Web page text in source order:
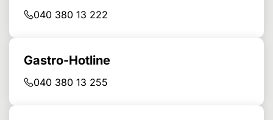
040 380 13 222
Gastro-Hotline
040 380 13 255